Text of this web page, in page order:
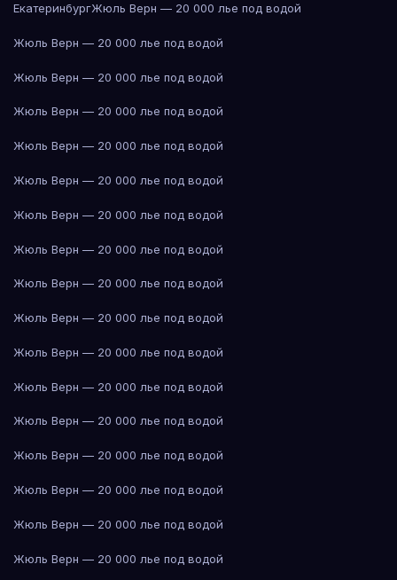
ЕкатеринбургЖюль Верн — 20 000 лье под водой
Жюль Верн — 20 000 лье под водой
Жюль Верн — 20 000 лье под водой
Жюль Верн — 20 000 лье под водой
Жюль Верн — 20 000 лье под водой
Жюль Верн — 20 000 лье под водой
Жюль Верн — 20 000 лье под водой
Жюль Верн — 20 000 лье под водой
Жюль Верн — 20 000 лье под водой
Жюль Верн — 20 000 лье под водой
Жюль Верн — 20 000 лье под водой
Жюль Верн — 20 000 лье под водой
Жюль Верн — 20 000 лье под водой
Жюль Верн — 20 000 лье под водой
Жюль Верн — 20 000 лье под водой
Жюль Верн — 20 000 лье под водой
Жюль Верн — 20 000 лье под водой